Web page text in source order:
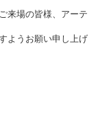
来場の皆様、アーテ
ようお願い申し上げ